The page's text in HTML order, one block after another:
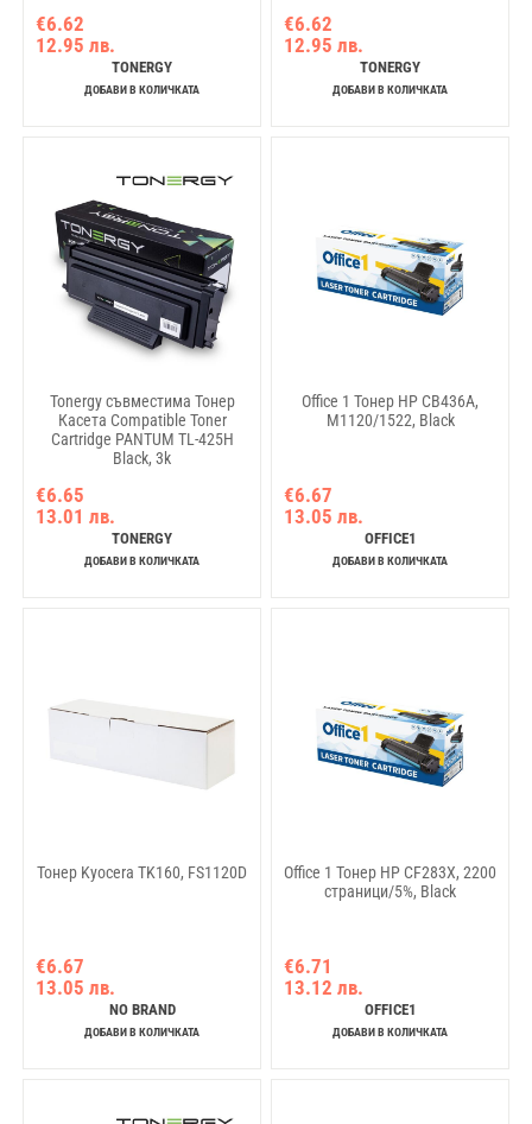
€6.62
12.95 лв.
TONERGY
ДОБАВИ В КОЛИЧКАТА
€6.62
12.95 лв.
TONERGY
ДОБАВИ В КОЛИЧКАТА
Tonergy съвместима Тонер
Касета Compatible Toner
Cartridge PANTUM TL-425H
Black, 3k
€6.65
13.01 лв.
TONERGY
ДОБАВИ В КОЛИЧКАТА
Office 1 Тонер HP CB436A,
M1120/1522, Black
€6.67
13.05 лв.
OFFICE1
ДОБАВИ В КОЛИЧКАТА
Тонер Kyocera TK160, FS1120D
€6.67
13.05 лв.
NO BRAND
ДОБАВИ В КОЛИЧКАТА
Office 1 Тонер HP CF283X, 2200
страници/5%, Black
€6.71
13.12 лв.
OFFICE1
ДОБАВИ В КОЛИЧКАТА